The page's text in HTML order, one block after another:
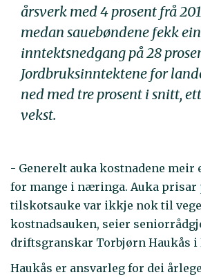
årsverk med 4 prosent frå
medan sauebøndene fekk ein
inntektsnedgang på 28
Jordbruksinntektene for
ned med tre prosent i snitt,
vekst.
- Generelt auka kostnadene meir
for mange i næringa. Auka prisar
tilskotsauke var ikkje nok til
kostnadsauken, seier
driftsgranskar Torbjørn Haukås i
Haukås er ansvarleg for dei årlege